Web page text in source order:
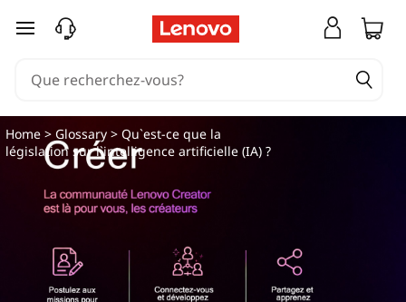
passer au contenu principal
Home >Glossary > Qu`est-ce que la
législation sur l`intelligence artificielle (IA) ?